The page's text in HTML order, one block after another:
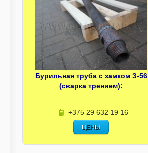
Бурильная труба с замком З-56
(сварка трением):
+375 29 632 19 16
ЦЕНЫ